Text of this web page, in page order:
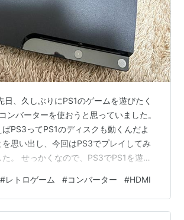
日、久しぶりにPS1のゲームを遊びたく
ンバーターを使おうと思っていました。
PS3ってPS1のディスクも動くんだよ
思い出し、今回はPS3でプレイしてみ
。 せっかくなので、PS3でPS1を遊ん
比較してみました。 どちらが綺麗なの
に違いはあるのか、実際のスクショを
きます。 結論！PS3がおすすめ！ 検証
#レトロゲーム #コンバーター #HDMI